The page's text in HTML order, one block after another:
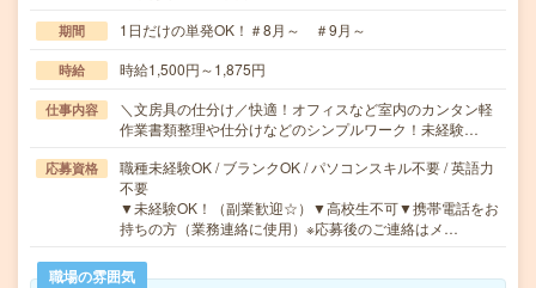
期間 1日だけの単発OK！＃8月～ ＃9月～
時給 時給1,500円～1,875円
仕事内容
＼文房具の仕分け／快適！オフィスなど室内のカンタン軽
作業書類整理や仕分けなどのシンプルワーク！未経験…
応募資格
職種未経験OK / ブランクOK / パソコンスキル不要 / 英語力
不要
▼未経験OK！（副業歓迎☆）▼高校生不可▼携帯電話をお
持ちの方（業務連絡に使用）※応募後のご連絡はメ…
職場の雰囲気